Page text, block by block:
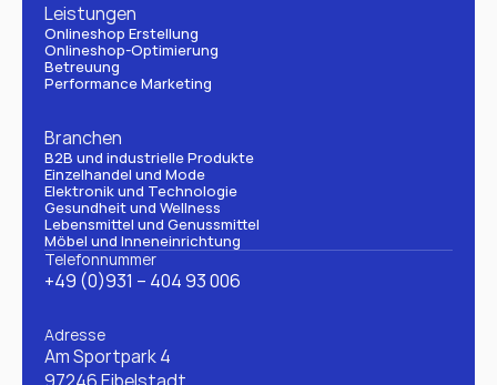
Leistungen
Onlineshop Erstellung
Onlineshop-Optimierung
Betreuung
Performance Marketing
Branchen
B2B und industrielle Produkte
Einzelhandel und Mode
Elektronik und Technologie
Gesundheit und Wellness
Lebensmittel und Genussmittel
Möbel und Inneneinrichtung
Telefonnummer
+49 (0)931 – 404 93 006
Adresse
Am Sportpark 4